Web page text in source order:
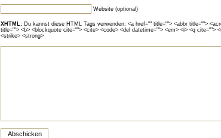
Website (optional)
XHTML: Du kannst diese HTML Tags verwenden: <a href="" title=""> <abbr title="">
title=""> <b> <blockquote cite=""> <cite> <code> <del datetime=""> <em> <i> <q cite="">
<strike> <strong>